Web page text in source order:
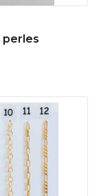
perles